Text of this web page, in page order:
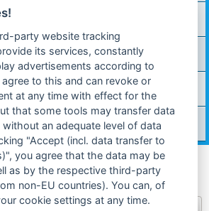
Verkabelt? ULO?
wie Birne wechseln?
carinona«16.03.2016 12:08
carinona
04.03.2016 21:51
carinona«11.02.2016 12:12
32 Themen 1 2 Nächste
Gehe zu
party website tracking
its services, constantly
advertisements according to
to this and can revoke or
at any time with effect for the
that some tools may transfer data
an adequate level of data
"Accept (incl. data transfer to
you agree that the data may be
as by the respective third-party
non-EU countries). You can, of
cookie settings at any time.